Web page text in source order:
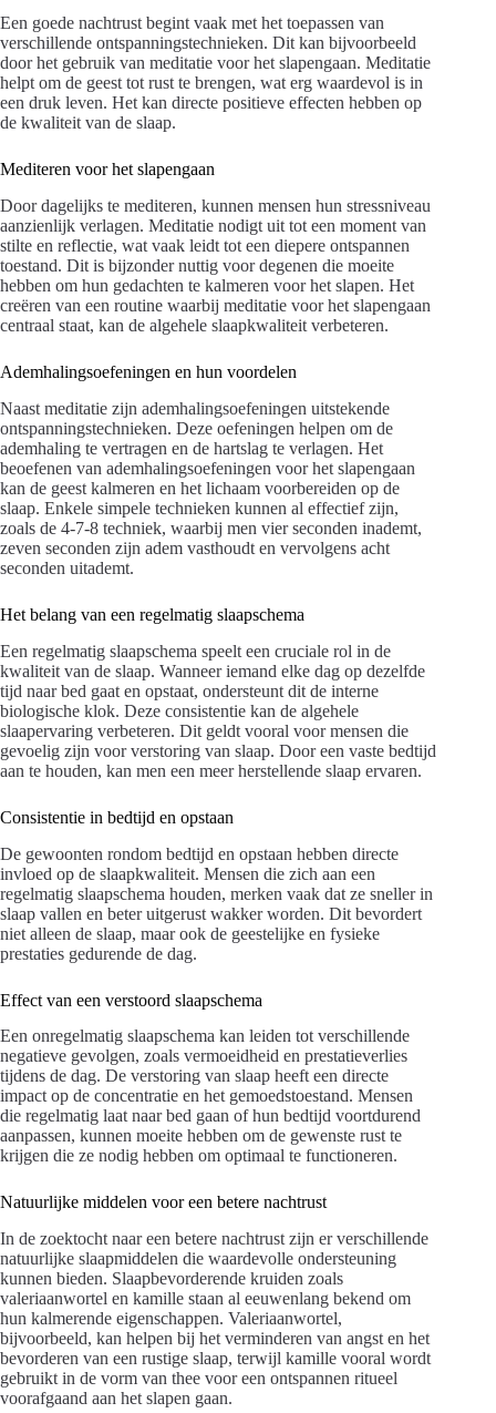
Een goede nachtrust begint vaak met het toepassen van
verschillende ontspanningstechnieken. Dit kan bijvoorbeeld
door het gebruik van meditatie voor het slapengaan. Meditatie
helpt om de geest tot rust te brengen, wat erg waardevol is in
een druk leven. Het kan directe positieve effecten hebben op
de kwaliteit van de slaap.
Mediteren voor het slapengaan
Door dagelijks te mediteren, kunnen mensen hun stressniveau
aanzienlijk verlagen. Meditatie nodigt uit tot een moment van
stilte en reflectie, wat vaak leidt tot een diepere ontspannen
toestand. Dit is bijzonder nuttig voor degenen die moeite
hebben om hun gedachten te kalmeren voor het slapen. Het
creëren van een routine waarbij meditatie voor het slapengaan
centraal staat, kan de algehele slaapkwaliteit verbeteren.
Ademhalingsoefeningen en hun voordelen
Naast meditatie zijn ademhalingsoefeningen uitstekende
ontspanningstechnieken. Deze oefeningen helpen om de
ademhaling te vertragen en de hartslag te verlagen. Het
beoefenen van ademhalingsoefeningen voor het slapengaan
kan de geest kalmeren en het lichaam voorbereiden op de
slaap. Enkele simpele technieken kunnen al effectief zijn,
zoals de 4-7-8 techniek, waarbij men vier seconden inademt,
zeven seconden zijn adem vasthoudt en vervolgens acht
seconden uitademt.
Het belang van een regelmatig slaapschema
Een regelmatig slaapschema speelt een cruciale rol in de
kwaliteit van de slaap. Wanneer iemand elke dag op dezelfde
tijd naar bed gaat en opstaat, ondersteunt dit de interne
biologische klok. Deze consistentie kan de algehele
slaapervaring verbeteren. Dit geldt vooral voor mensen die
gevoelig zijn voor verstoring van slaap. Door een vaste bedtijd
aan te houden, kan men een meer herstellende slaap ervaren.
Consistentie in bedtijd en opstaan
De gewoonten rondom bedtijd en opstaan hebben directe
invloed op de slaapkwaliteit. Mensen die zich aan een
regelmatig slaapschema houden, merken vaak dat ze sneller in
slaap vallen en beter uitgerust wakker worden. Dit bevordert
niet alleen de slaap, maar ook de geestelijke en fysieke
prestaties gedurende de dag.
Effect van een verstoord slaapschema
Een onregelmatig slaapschema kan leiden tot verschillende
negatieve gevolgen, zoals vermoeidheid en prestatieverlies
tijdens de dag. De verstoring van slaap heeft een directe
impact op de concentratie en het gemoedstoestand. Mensen
die regelmatig laat naar bed gaan of hun bedtijd voortdurend
aanpassen, kunnen moeite hebben om de gewenste rust te
krijgen die ze nodig hebben om optimaal te functioneren.
Natuurlijke middelen voor een betere nachtrust
In de zoektocht naar een betere nachtrust zijn er verschillende
natuurlijke slaapmiddelen die waardevolle ondersteuning
kunnen bieden. Slaapbevorderende kruiden zoals
valeriaanwortel en kamille staan al eeuwenlang bekend om
hun kalmerende eigenschappen. Valeriaanwortel,
bijvoorbeeld, kan helpen bij het verminderen van angst en het
bevorderen van een rustige slaap, terwijl kamille vooral wordt
gebruikt in de vorm van thee voor een ontspannen ritueel
voorafgaand aan het slapen gaan.